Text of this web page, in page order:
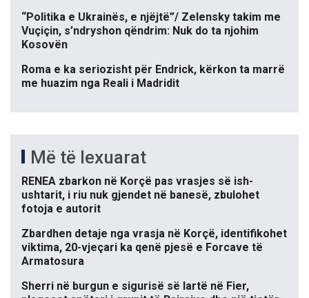
“Politika e Ukrainës, e njëjtë”/ Zelensky takim me
Vuçiçin, s’ndryshon qëndrim: Nuk do ta njohim
Kosovën
Roma e ka seriozisht për Endrick, kërkon ta marrë
me huazim nga Reali i Madridit
Më të lexuarat
RENEA zbarkon në Korçë pas vrasjes së ish-
ushtarit, i riu nuk gjendet në banesë, zbulohet
fotoja e autorit
Zbardhen detaje nga vrasja në Korçë, identifikohet
viktima, 20-vjeçari ka qenë pjesë e Forcave të
Armatosura
Sherri në burgun e sigurisë së lartë në Fier,